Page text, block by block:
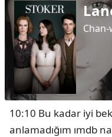
10:10 Bu kadar iyi
anlamadığım ımdb